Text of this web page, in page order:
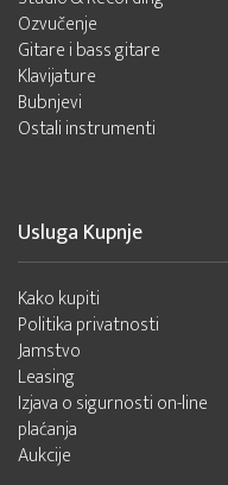
Ozvučenje
Gitare i bass gitare
Klavijature
Bubnjevi
Ostali instrumenti
Usluga Kupnje
Kako kupiti
Politika privatnosti
Jamstvo
Leasing
Izjava o sigurnosti on-line
plaćanja
Aukcije